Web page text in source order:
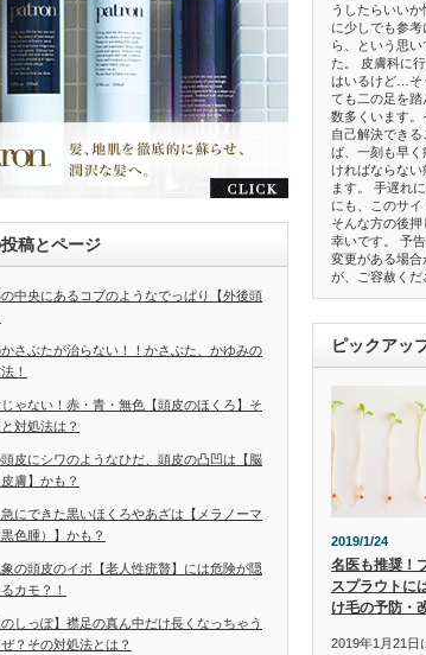
稿とページ
中央にあるコブのようなでっぱり【外後頭
さぶたが治らない！！かさぶた、かゆみの
！
ゃない！赤・青・無色【頭皮のほくろ】そ
対処法は？
皮にシワのようなひだ、頭皮の凸凹は【脳
膚】かも？
にできた黒いほくろやあざは【メラノーマ
黒色腫）】かも？
の頭皮のイボ【老人性疣贅】には危険が隠
カモ？！
のしっぽ】襟足の真ん中だけ長くなっちゃう
？その対処法とは？
うしたらいい
に少しでも参考
ら、という思い
た。 皮膚科に
はいるけど…そ
ても二の足を踏
数多くいます。
自己解決でき
ば、一刻も早く
ければならな
ます。 手遅れ
にも、このサイ
そんな方の後
幸いです。 予
変更がある場合
が、ご容赦くだ
ピックアッ
2019/1/24
名医も推奨！
スプラウトに
け毛の予防・
2019年1月21日